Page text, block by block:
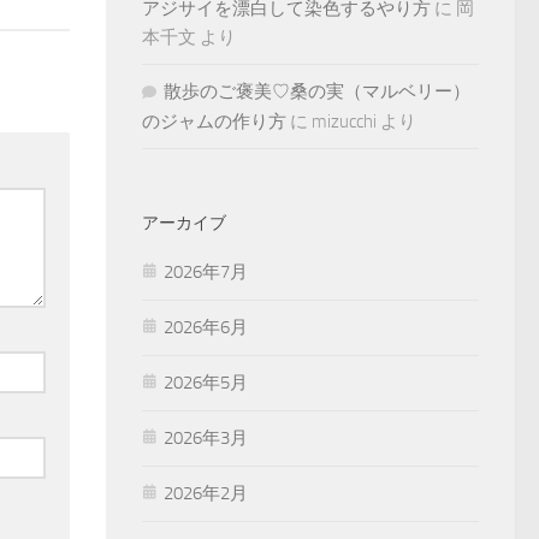
アジサイを漂白して染色するやり方 に 岡
本千文 より
散歩のご褒美♡桑の実（マルベリー）
のジャムの作り方 に mizucchi より
アーカイブ
2026年7月
2026年6月
2026年5月
2026年3月
2026年2月